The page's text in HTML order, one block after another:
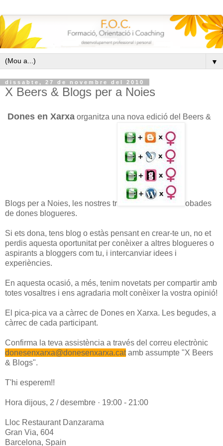
▼
dissabte, 27 de novembre del 2010
X Beers & Blogs per a Noies
Dones en Xarxa organitza una nova edició del Beers &
Blogs per a Noies, les nostres tr
obades
de dones blogueres.
Si ets dona, tens blog o estàs pensant en crear-te un, no et
perdis aquesta oportunitat per conèixer a altres blogueres o
aspirants a bloggers com tu, i intercanviar idees i
experiències.
En aquesta ocasió, a més, tenim novetats per compartir amb
totes vosaltres i ens agradaria molt conèixer la vostra opinió!
El pica-pica va a càrrec de Dones en Xarxa. Les begudes, a
càrrec de cada participant.
Confirma la teva assistència a través del correu electrònic
donesenxarxa@donesenxarxa.catamb assumpte "X Beers
& Blogs".
T'hi esperem!!
Hora dijous, 2 / desembre · 19:00 - 21:00
Lloc Restaurant Danzarama
Gran Via, 604
Barcelona, Spain